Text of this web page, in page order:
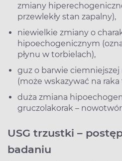
zmiany
przewlekły stan zapalny),
niewielkie zmiany o
hipoechogenicznym
płynu w torbielach),
guz o barwie
(może wskazywać na
duża zmiana
gruczolakorak –
USG trzustki –
badaniu